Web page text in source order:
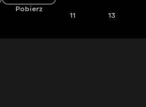
Pobierz
11 13